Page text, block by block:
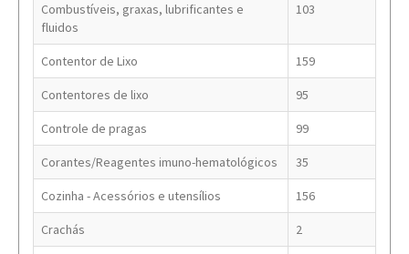
Combustíveis, graxas, lubrificantes e
fluidos
103
Contentor de Lixo 159
Contentores de lixo 95
Controle de pragas 99
Corantes/Reagentes imuno-hematológicos 35
Cozinha - Acessórios e utensílios 156
Crachás 2